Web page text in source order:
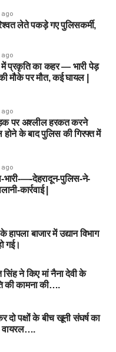
ago
लेते पकड़े गए पुलिसकर्मी,
ago
प्रकृति का कहर — भारी पेड़
मौके पर मौत, कई घायल |
ago
पर अश्लील हरकत करने
होने के बाद पुलिस की गिरफ्त में
ago
भारी-—-देहरादून-पुलिस-ने-
कार्रवाई |
बाजार में उद्यान विभाग
गई।
सिंह ने किए मां नैना देवी के
की कामना की….
पक्षों के बीच खूनी संघर्ष का
वायरल….